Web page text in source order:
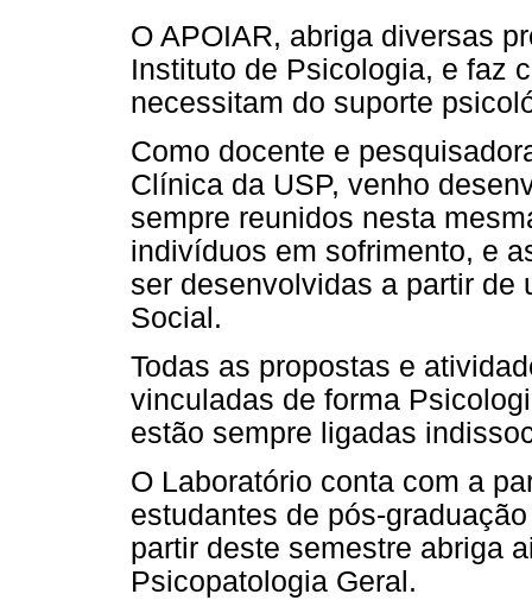
O APOIAR, abriga diversas
Instituto de Psicologia, e faz
necessitam do suporte
Como docente e
Clínica da USP, venho
sempre reunidos nesta
indivíduos em sofrimento, e
ser desenvolvidas a partir
Social.
Todas as propostas e
vinculadas de forma
estão sempre ligadas
O Laboratório conta com a
estudantes de pós-
partir deste semestre abriga
Psicopatologia Geral.